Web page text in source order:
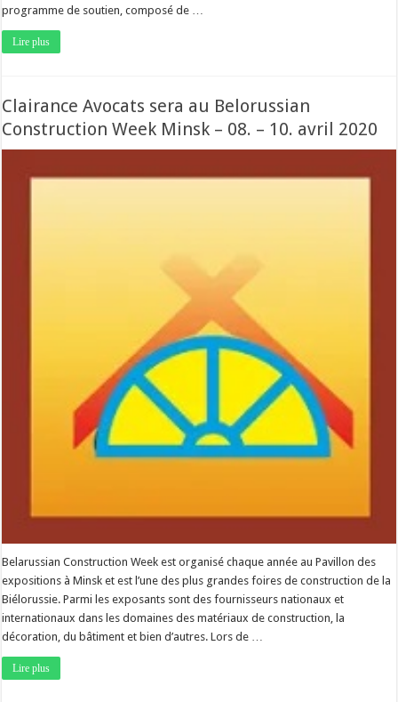
programme de soutien, composé de …
Lire plus
Clairance Avocats sera au Belorussian
Construction Week Minsk – 08. – 10. avril 2020
Belarussian Construction Week est organisé chaque année au Pavillon des
expositions à Minsk et est l’une des plus grandes foires de construction de la
Biélorussie. Parmi les exposants sont des fournisseurs nationaux et
internationaux dans les domaines des matériaux de construction, la
décoration, du bâtiment et bien d’autres. Lors de …
Lire plus